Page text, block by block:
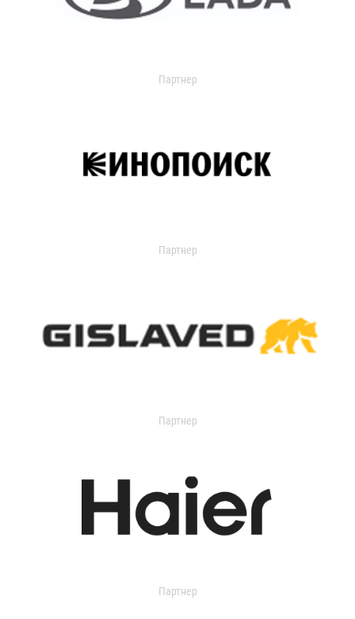
Партнер
Партнер
Партнер
Партнер